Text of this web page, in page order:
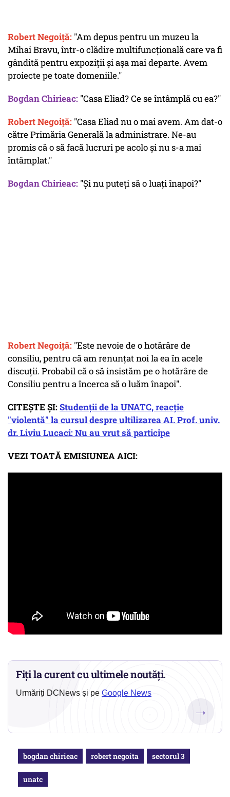
Robert Negoiță: "Am depus pentru un muzeu la
Mihai Bravu, într-o clădire multifuncțională care va fi
gândită pentru expoziții și așa mai departe. Avem
proiecte pe toate domeniile."
Bogdan Chirieac: "Casa Eliad? Ce se întâmplă cu ea?"
Robert Negoiță: "Casa Eliad nu o mai avem. Am dat-o
către Primăria Generală la administrare. Ne-au
promis că o să facă lucruri pe acolo și nu s-a mai
întâmplat."
Bogdan Chirieac: "Și nu puteți să o luați înapoi?"
Robert Negoiță: "Este nevoie de o hotărâre de
consiliu, pentru că am renunțat noi la ea în acele
discuții. Probabil că o să insistăm pe o hotărâre de
Consiliu pentru a încerca să o luăm înapoi".
CITEȘTE ȘI:Studenții de la UNATC, reacție
"violentă" la cursul despre ultilizarea AI. Prof. univ.
dr. Liviu Lucaci: Nu au vrut să participe
VEZI TOATĂ EMISIUNEA AICI:
Fiți la curent cu ultimele noutăți.
Urmăriți DCNews și pe Google News
→
bogdan chirieac robert negoita sectorul 3
unatc